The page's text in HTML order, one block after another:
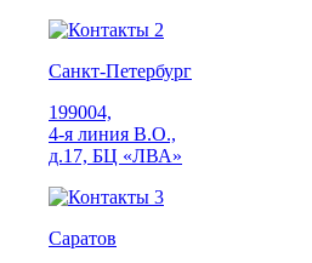
Санкт-Петербург
199004,
4-я линия В.О.,
д.17, БЦ «ЛВА»
Саратов